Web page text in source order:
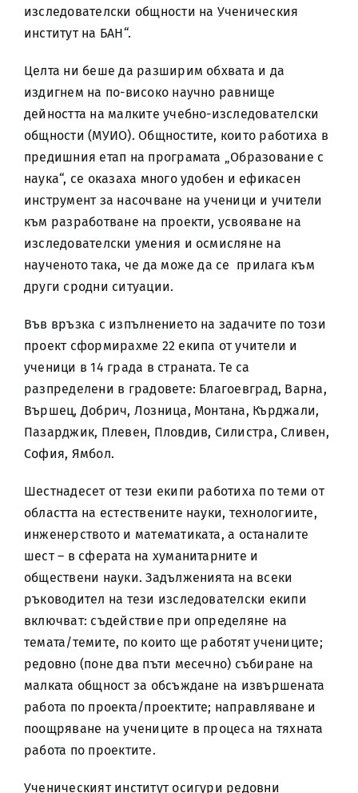
изследователски общности на Ученическия
институт на БАН“.
Целта ни беше да разширим обхвата и да
издигнем на по-високо научно равнище
дейността на малките учебно-изследователски
общности (МУИО). Общностите, които работиха в
предишния етап на програмата „Образование с
наука“, се оказаха много удобен и ефикасен
инструмент за насочване на ученици и учители
към разработване на проекти, усвояване на
изследователски умения и осмисляне на
наученото така, че да може да се прилага към
други сродни ситуации.
Във връзка с изпълнението на задачите по този
проект сформирахме 22 екипа от учители и
ученици в 14 града в страната. Те са
разпределени в градовете: Благоевград, Варна,
Вършец, Добрич, Лозница, Монтана, Кърджали,
Пазарджик, Плевен, Пловдив, Силистра, Сливен,
София, Ямбол.
Шестнадесет от тези екипи работиха по теми от
областта на естествените науки, технологиите,
инженерството и математиката, а останалите
шест – в сферата на хуманитарните и
обществени науки. Задълженията на всеки
ръководител на тези изследователски екипи
включват: съдействие при определяне на
темата/темите, по които ще работят учениците;
редовно (поне два пъти месечно) събиране на
малката общност за обсъждане на извършената
работа по проекта/проектите; направляване и
поощряване на учениците в процеса на тяхната
работа по проектите.
Ученическият институт осигури редовни